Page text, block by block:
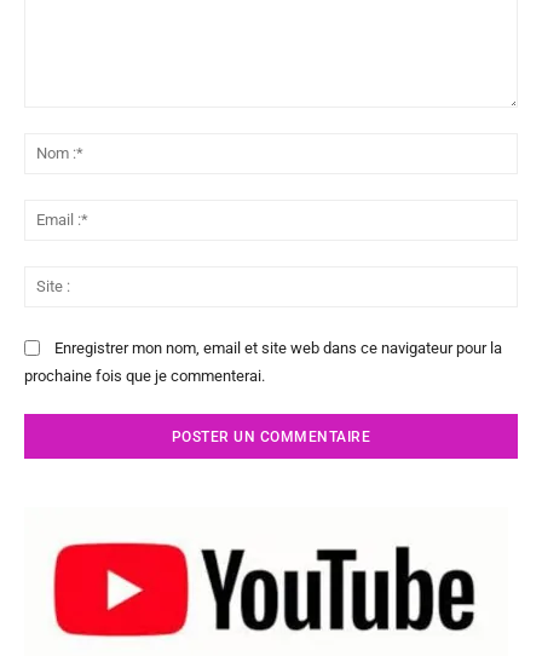
Enregistrer mon nom, email et site web dans ce navigateur pour la
prochaine fois que je commenterai.